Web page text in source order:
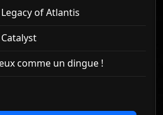
of Atlantis
comme un dingue !